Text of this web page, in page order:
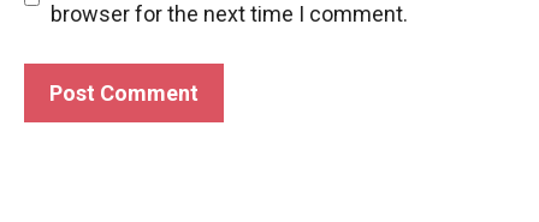
browser for the next time I comment.